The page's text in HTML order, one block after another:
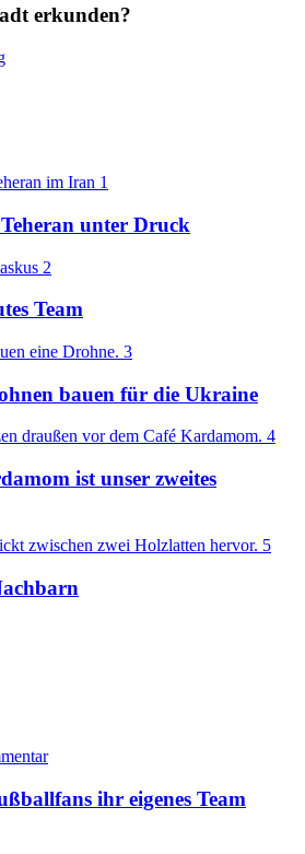
erkunden?
1
unter Druck
2
Team
3
bauen für die Ukraine
4
ist unser zweites
5
ihr eigenes Team